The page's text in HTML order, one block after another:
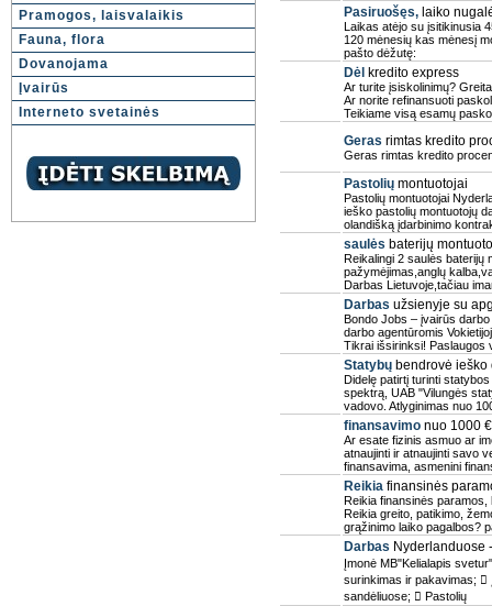
Pramogos, laisvalaikis
Fauna, flora
Dovanojama
Įvairūs
Interneto svetainės
Pasiruošęs, laiko
Laikas atėjo su įsitikinusia
120 mėnesių kas mėnesį
pašto dėžutę:
Dėl kredito express
Ar turite įsiskolinimų?
Ar norite refinansuoti
Teikiame visą esamų
Geras rimtas kredito
Geras rimtas kredito
Pastolių montuotojai
Pastolių montuotojai
ieško pastolių montuotojų
olandišką įdarbinimo
saulės baterijų
Reikalingi 2 saulės baterijų
pažymėjimas,anglų
Darbas Lietuvoje,tačiau
Darbas užsienyje su
Bondo Jobs – įvairūs
darbo agentūromis
Tikrai išsirinksi! Paslaugos
Statybų bendrovė ieško
Didelę patirtį turinti
spektrą, UAB "Vilungės
vadovo. Atlyginimas nuo
finansavimo nuo 1000
Ar esate fizinis asmuo ar
atnaujinti ir atnaujinti savo
finansavima, asmenini
Reikia finansinės
Reikia finansinės
Reikia greito, patikimo,
grąžinimo laiko pagalbos?
Darbas Nyderlanduose
Įmonė MB"Kelialapis
surinkimas ir pakavimas; 
sandėliuose;  Pastolių